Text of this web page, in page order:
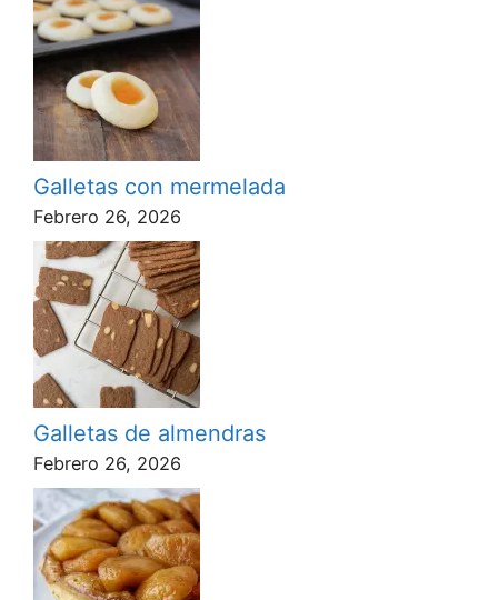
Galletas con mermelada
Febrero 26, 2026
Galletas de almendras
Febrero 26, 2026